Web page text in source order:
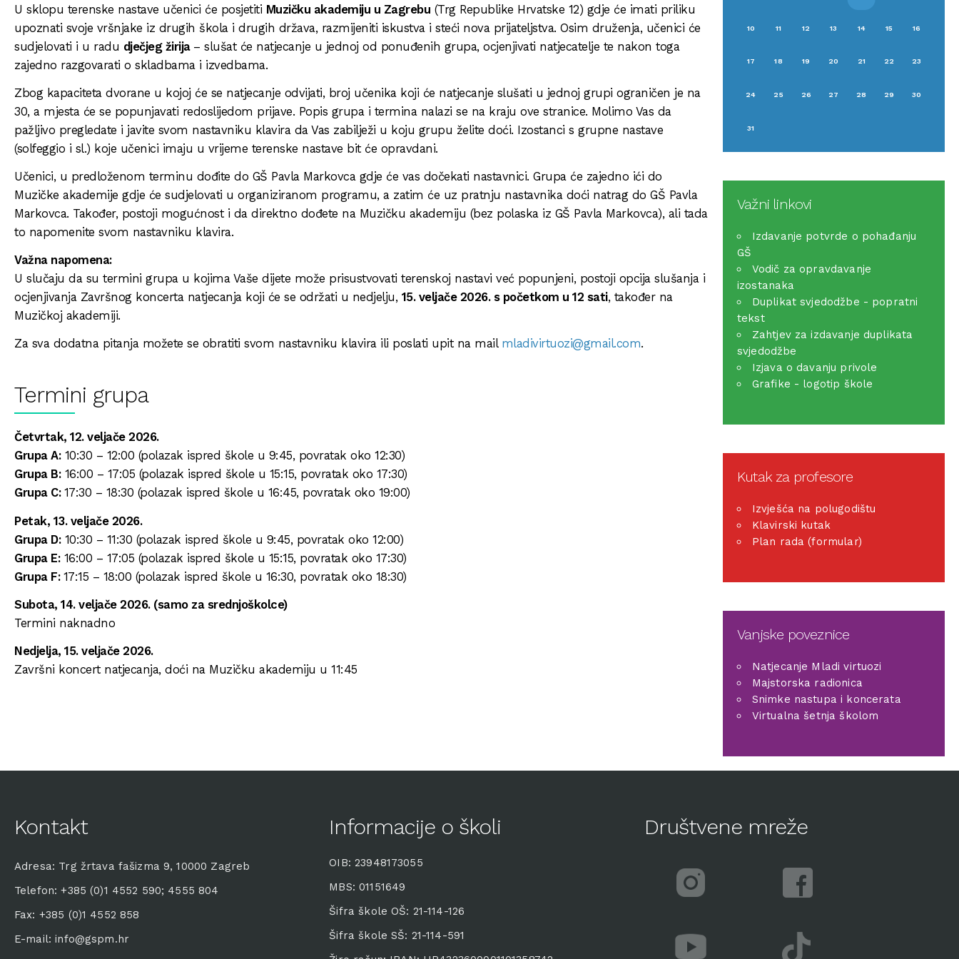
U sklopu terenske nastave učenici će posjetiti Muzičku akademiju u Zagrebu (Trg Republike Hrvatske 12) gdje će imati priliku
upoznati svoje vršnjake iz drugih škola i drugih država, razmijeniti iskustva i steći nova prijateljstva. Osim druženja, učenici će
sudjelovati i u radu dječjeg žirija – slušat će natjecanje u jednoj od ponuđenih grupa, ocjenjivati natjecatelje te nakon toga
zajedno razgovarati o skladbama i izvedbama.
Zbog kapaciteta dvorane u kojoj će se natjecanje odvijati, broj učenika koji će natjecanje slušati u jednoj grupi ograničen je na
30, a mjesta će se popunjavati redoslijedom prijave. Popis grupa i termina nalazi se na kraju ove stranice. Molimo Vas da
pažljivo pregledate i javite svom nastavniku klavira da Vas zabilježi u koju grupu želite doći. Izostanci s grupne nastave
(solfeggio i sl.) koje učenici imaju u vrijeme terenske nastave bit će opravdani.
Učenici, u predloženom terminu dođite do GŠ Pavla Markovca gdje će vas dočekati nastavnici. Grupa će zajedno ići do
Muzičke akademije gdje će sudjelovati u organiziranom programu, a zatim će uz pratnju nastavnika doći natrag do GŠ Pavla
Markovca. Također, postoji mogućnost i da direktno dođete na Muzičku akademiju (bez polaska iz GŠ Pavla Markovca), ali tada
to napomenite svom nastavniku klavira.
Važna napomena:
U slučaju da su termini grupa u kojima Vaše dijete može prisustvovati terenskoj nastavi već popunjeni, postoji opcija slušanja i
ocjenjivanja Završnog koncerta natjecanja koji će se održati u nedjelju, 15. veljače 2026. s početkom u 12 sati, također na
Muzičkoj akademiji.
Za sva dodatna pitanja možete se obratiti svom nastavniku klavira ili poslati upit na mail mladivirtuozi@gmail.com.
Termini grupa
Četvrtak, 12. veljače 2026.
Grupa A:10:30 – 12:00 (polazak ispred škole u 9:45, povratak oko 12:30)
Grupa B:16:00 – 17:05 (polazak ispred škole u 15:15, povratak oko 17:30)
Grupa C: 17:30 – 18:30 (polazak ispred škole u 16:45, povratak oko 19:00)
Petak, 13. veljače 2026.
Grupa D:10:30 – 11:30 (polazak ispred škole u 9:45, povratak oko 12:00)
Grupa E:16:00 – 17:05 (polazak ispred škole u 15:15, povratak oko 17:30)
Grupa F: 17:15 – 18:00 (polazak ispred škole u 16:30, povratak oko 18:30)
Subota, 14. veljače 2026. (samo za srednjoškolce)
Termini naknadno
Nedjelja, 15. veljače 2026.
Završni koncert natjecanja, doći na Muzičku akademiju u 11:45
10 11 12 13 14 15 16
17 18 19 20 21 22 23
24 25 26 27 28 29 30
31
Važni linkovi
Izdavanje potvrde o pohađanju
GŠ
Vodič za opravdavanje
izostanaka
Duplikat svjedodžbe - popratni
tekst
Zahtjev za izdavanje duplikata
svjedodžbe
Izjava o davanju privole
Grafike - logotip škole
Kutak za profesore
Izvješća na polugodištu
Klavirski kutak
Plan rada (formular)
Vanjske poveznice
Natjecanje Mladi virtuozi
Majstorska radionica
Snimke nastupa i koncerata
Virtualna šetnja školom
Kontakt
Adresa: Trg žrtava fašizma 9, 10000 Zagreb
Telefon: +385 (0)1 4552 590; 4555 804
Fax: +385 (0)1 4552 858
E-mail: info@gspm.hr
Informacije o školi
OIB: 23948173055
MBS: 01151649
Šifra škole OŠ: 21-114-126
Šifra škole SŠ: 21-114-591
Društvene mreže